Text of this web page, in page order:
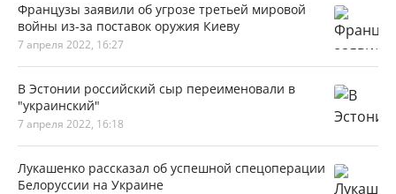
Французы заявили об угрозе третьей мировой
войны из-за поставок оружия Киеву
7 апреля 2022, 16:27
В Эстонии российский сыр переименовали в
"украинский"
7 апреля 2022, 16:18
Лукашенко рассказал об успешной спецоперации
Белоруссии на Украине